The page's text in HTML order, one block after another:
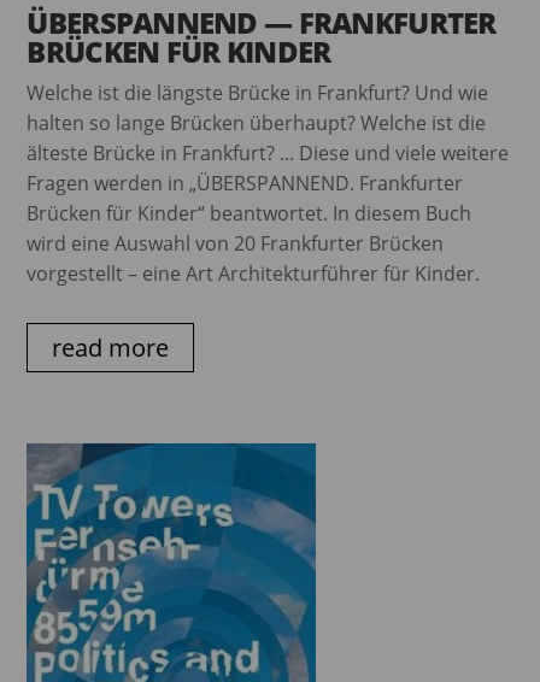
ÜBERSPANNEND — FRANKFURTER
BRÜCKEN FÜR KINDER
Welche ist die längste Brücke in Frankfurt? Und wie
halten so lange Brücken überhaupt? Welche ist die
älteste Brücke in Frankfurt? ... Diese und viele weitere
Fragen werden in „ÜBERSPANNEND. Frankfurter
Brücken für Kinder“ beantwortet. In diesem Buch
wird eine Auswahl von 20 Frankfurter Brücken
vorgestellt – eine Art Architekturführer für Kinder.
read more